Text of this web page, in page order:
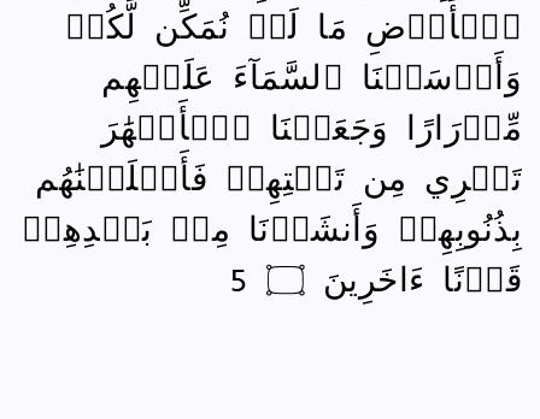
ٱلۡأَرۡضِ مَا لَمۡ نُمَكِّن لَّكُمۡ
وَأَرۡسَلۡنَا ٱلسَّمَآءَ عَلَيۡهِم
مِّدۡرَارًا وَجَعَلۡنَا ٱلۡأَنۡهَٰرَ
تَجۡرِي مِن تَحۡتِهِمۡ فَأَهۡلَكۡنَٰهُم
بِذُنُوبِهِمۡ وَأَنشَأۡنَا مِنۢ بَعۡدِهِمۡ
قَرۡنًا ءَاخَرِينَ ۝ 5